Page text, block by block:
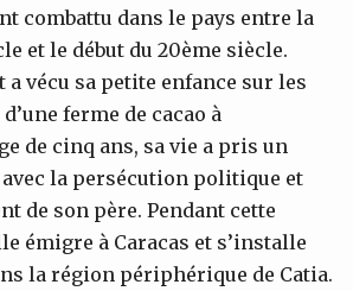
combattu dans le pays entre la
et le début du 20ème siècle.
a vécu sa petite enfance sur les
ferme de cacao à
de cinq ans, sa vie a pris un
la persécution politique et
de son père. Pendant cette
émigre à Caracas et s’installe
la région périphérique de Catia.